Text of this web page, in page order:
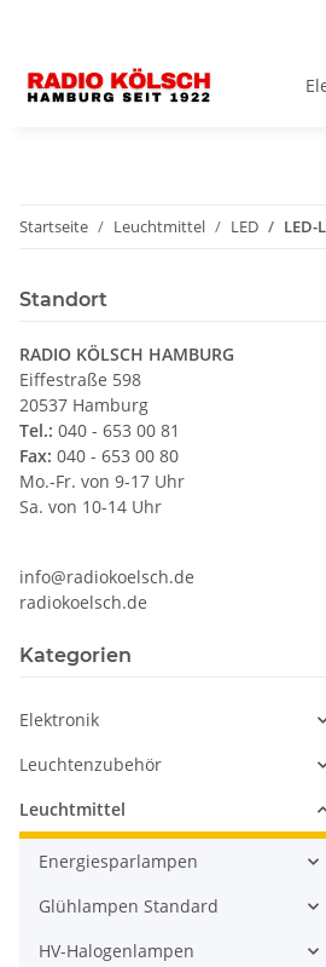
Startseite Leuchtmittel LED
Standort
RADIO KÖLSCH HAMBURG
Eiffestraße 598
20537 Hamburg
Tel.: 040 - 653 00 81
Fax: 040 - 653 00 80
Mo.-Fr. von 9-17 Uhr
Sa. von 10-14 Uhr
info@radiokoelsch.de
radiokoelsch.de
Kategorien
Elektronik
Leuchtenzubehör
Leuchtmittel
Energiesparlampen
Glühlampen Standard
HV-Halogenlampen